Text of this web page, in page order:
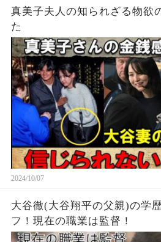
真美子夫人の知られざる物欲
た
2024/10/07
大谷徹(大谷翔平の父親)の学
フ！現在の職業は監督！